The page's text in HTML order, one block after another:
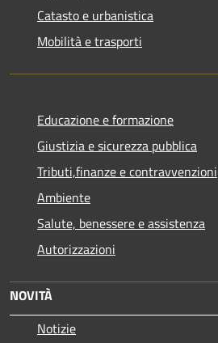
Catasto e urbanistica
Mobilità e trasporti
Educazione e formazione
Giustizia e sicurezza pubblica
Tributi,finanze e contravvenzioni
Ambiente
Salute, benessere e assistenza
Autorizzazioni
NOVITÀ
Notizie